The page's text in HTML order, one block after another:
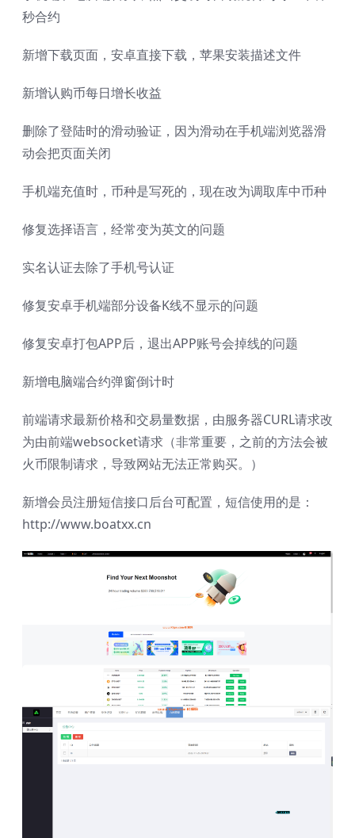
秒合约
新增下载页面，安卓直接下载，苹果安装描述文件
新增认购币每日增长收益
删除了登陆时的滑动验证，因为滑动在手机端浏览器滑
动会把页面关闭
手机端充值时，币种是写死的，现在改为调取库中币种
修复选择语言，经常变为英文的问题
实名认证去除了手机号认证
修复安卓手机端部分设备K线不显示的问题
修复安卓打包APP后，退出APP账号会掉线的问题
新增电脑端合约弹窗倒计时
前端请求最新价格和交易量数据，由服务器CURL请求改
为由前端websocket请求（非常重要，之前的方法会被
火币限制请求，导致网站无法正常购买。）
新增会员注册短信接口后台可配置，短信使用的是：
http://www.boatxx.cn